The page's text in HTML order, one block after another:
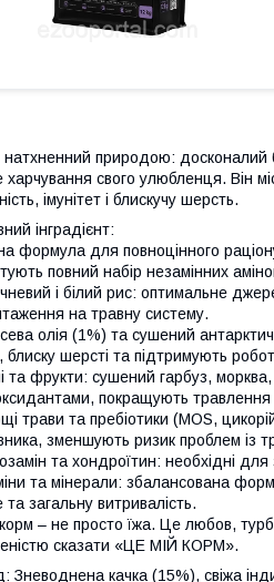
природою: досконалий
харчування свого улюбленця. Він
імунітет і блискучу шерсть.
інградієнт:
формула для повноцінного
повний набір незамінних
і білий рис: оптимальне
на травну систему.
олія (1%) та сушений
блиску шерсті та підтримують
та фрукти: сушений гарбуз,
покращують травлення
трави та пребіотики (MOS,
зменшують ризик проблем із
та хондроїтин: необхідні для
та мінерали: збалансована
та загальну витривалість.
– не просто їжа. Це любов,
сказати «ЦЕ МІЙ КОРМ».
Зневоднена качка (15%), свіжа